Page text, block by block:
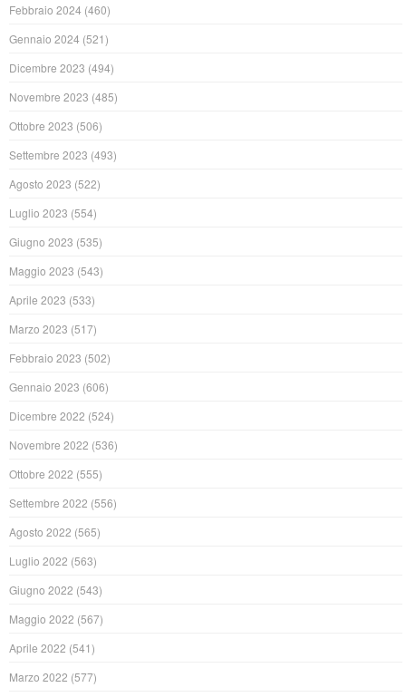
Febbraio 2024 (460)
Gennaio 2024 (521)
Dicembre 2023 (494)
Novembre 2023 (485)
Ottobre 2023 (506)
Settembre 2023 (493)
Agosto 2023 (522)
Luglio 2023 (554)
Giugno 2023 (535)
Maggio 2023 (543)
Aprile 2023 (533)
Marzo 2023 (517)
Febbraio 2023 (502)
Gennaio 2023 (606)
Dicembre 2022 (524)
Novembre 2022 (536)
Ottobre 2022 (555)
Settembre 2022 (556)
Agosto 2022 (565)
Luglio 2022 (563)
Giugno 2022 (543)
Maggio 2022 (567)
Aprile 2022 (541)
Marzo 2022 (577)